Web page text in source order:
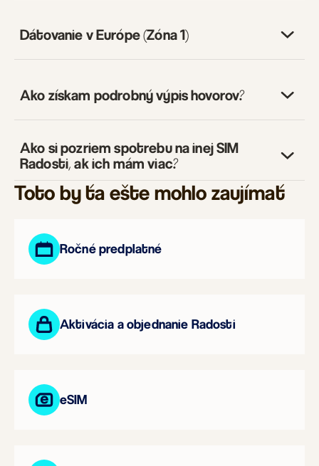
platobná brána alebo appka Radosti
nezavrela, inak sa všetko zruší
Dátovanie v Európe (Zóna 1)
10,2 GB
Ako získam podrobný výpis hovorov?
Ako si pozriem spotrebu na inej SIM
Radosti, ak ich mám viac?
Toto by ťa ešte mohlo zaujímať
Ročné predplatné
Aktivácia a objednanie Radosti
eSIM